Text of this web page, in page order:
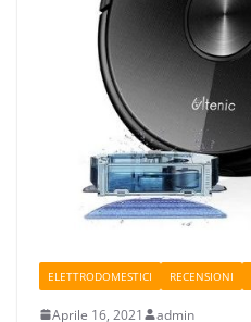
ELETTRODOMESTICI RECENSIONI
Aprile 16, 2021 admin